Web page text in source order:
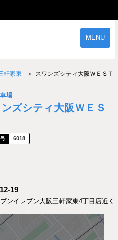
MENU
ご契約の流れ
軒家東 スワンズシティ大阪ＷＥＳＴ
場
ズシティ大阪ＷＥＳ
6018
19
ンイレブン大阪三軒家東4丁目店近く